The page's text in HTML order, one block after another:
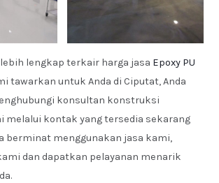
lengkap terkair harga jasa Epoxy PU
tawarkan untuk Anda di Ciputat, Anda
konsultan konstruksi
melalui kontak yang tersedia sekarang
berminat menggunakan jasa kami,
dan dapatkan pelayanan menarik